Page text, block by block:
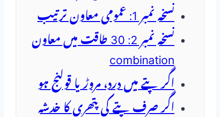
نسخہ نمبر 1: عمومی معاون ترتیب
نسخہ نمبر 2: 30 طاقت میں معاون
combination
اگر پتے میں درد، مروڑ یا قولنج ہو
اگر صرف پتے کی پتھری کا خدشہ